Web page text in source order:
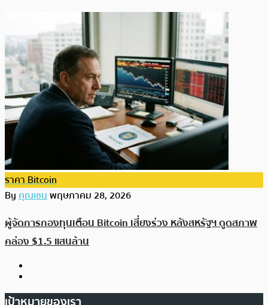
ราคา Bitcoin
Byคุณเชนพฤษภาคม 28, 2026
ผู้จัดการกองทุนเตือน Bitcoin เสี่ยงร่วง หลังสหรัฐฯ ดูดสภาพ
คล่อง $1.5 แสนล้าน